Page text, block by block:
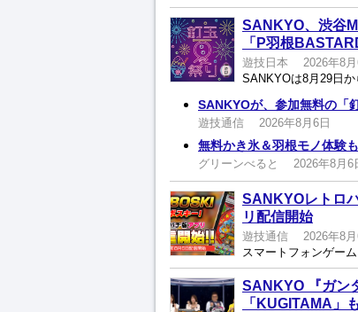
SANKYO、渋谷
「P羽根
遊技日本
2026年8月
SANKYOが、参加無料の「
遊技通信 2026年8月6日
無料かき氷＆羽根モノ体験
グリーンべると 2026年8月6
SANKYOレトロ
リ配信開始
遊技通信
2026年8月
SANKYO 『ガン
「KUGITAMA」